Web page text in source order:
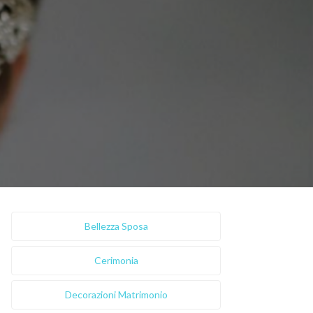
Bellezza Sposa
Cerimonia
Decorazioni Matrimonio